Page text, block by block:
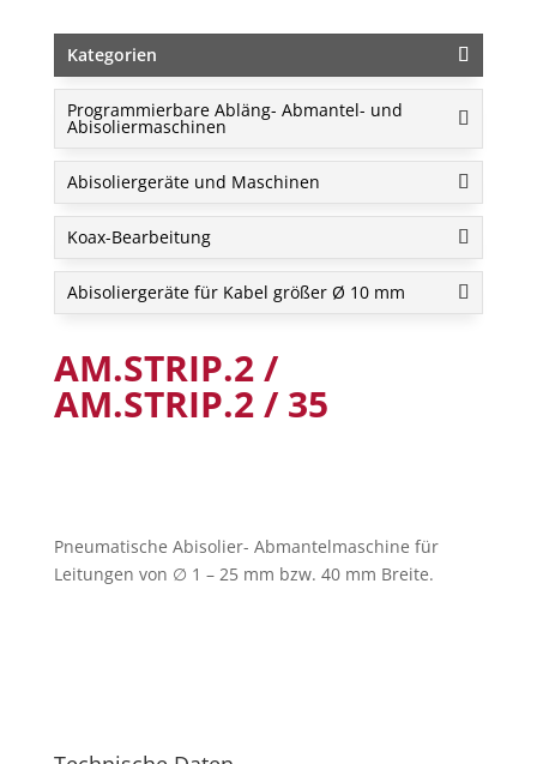
Kategorien
Programmierbare Abläng- Abmantel- und
Abisoliermaschinen
Abisoliergeräte und Maschinen
Koax-Bearbeitung
Abisoliergeräte für Kabel größer Ø 10 mm
AM.STRIP.2 /
AM.STRIP.2 / 35
Pneumatische Abisolier- Abmantelmaschine für
Leitungen von ∅ 1 – 25 mm bzw. 40 mm Breite.